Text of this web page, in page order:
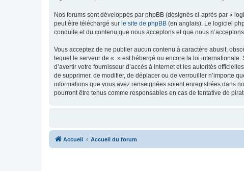
Nos forums sont développés par phpBB (désignés ci-après par «
peut être téléchargé sur le site de phpBB (en anglais). Le logiciel
conduite et du contenu que nous acceptons et que nous
Vous acceptez de ne publier aucun contenu à caractère abusif,
lequel le serveur de « » est hébergé ou encore la loi
d’avertir votre fournisseur d’accès à internet et les autorités
de supprimer, de modifier, de déplacer ou de verrouiller n’importe
informations que vous avez renseignées soient enregistrées dans
pourront être tenus comme responsables en cas de tentative de
Accueil Accueil du forum